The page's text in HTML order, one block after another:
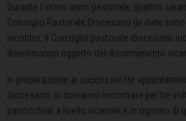
Durante l’intero anno pastorale, quattro
Consiglio Pastorale Diocesano (le date
incontro, il Consiglio pastorale diocesano
diventeranno oggetto del discernimento
In preparazione ai successivi tre
diocesano, si dovranno incontrare per tre
parrocchiali a livello vicariale e in ognuno di